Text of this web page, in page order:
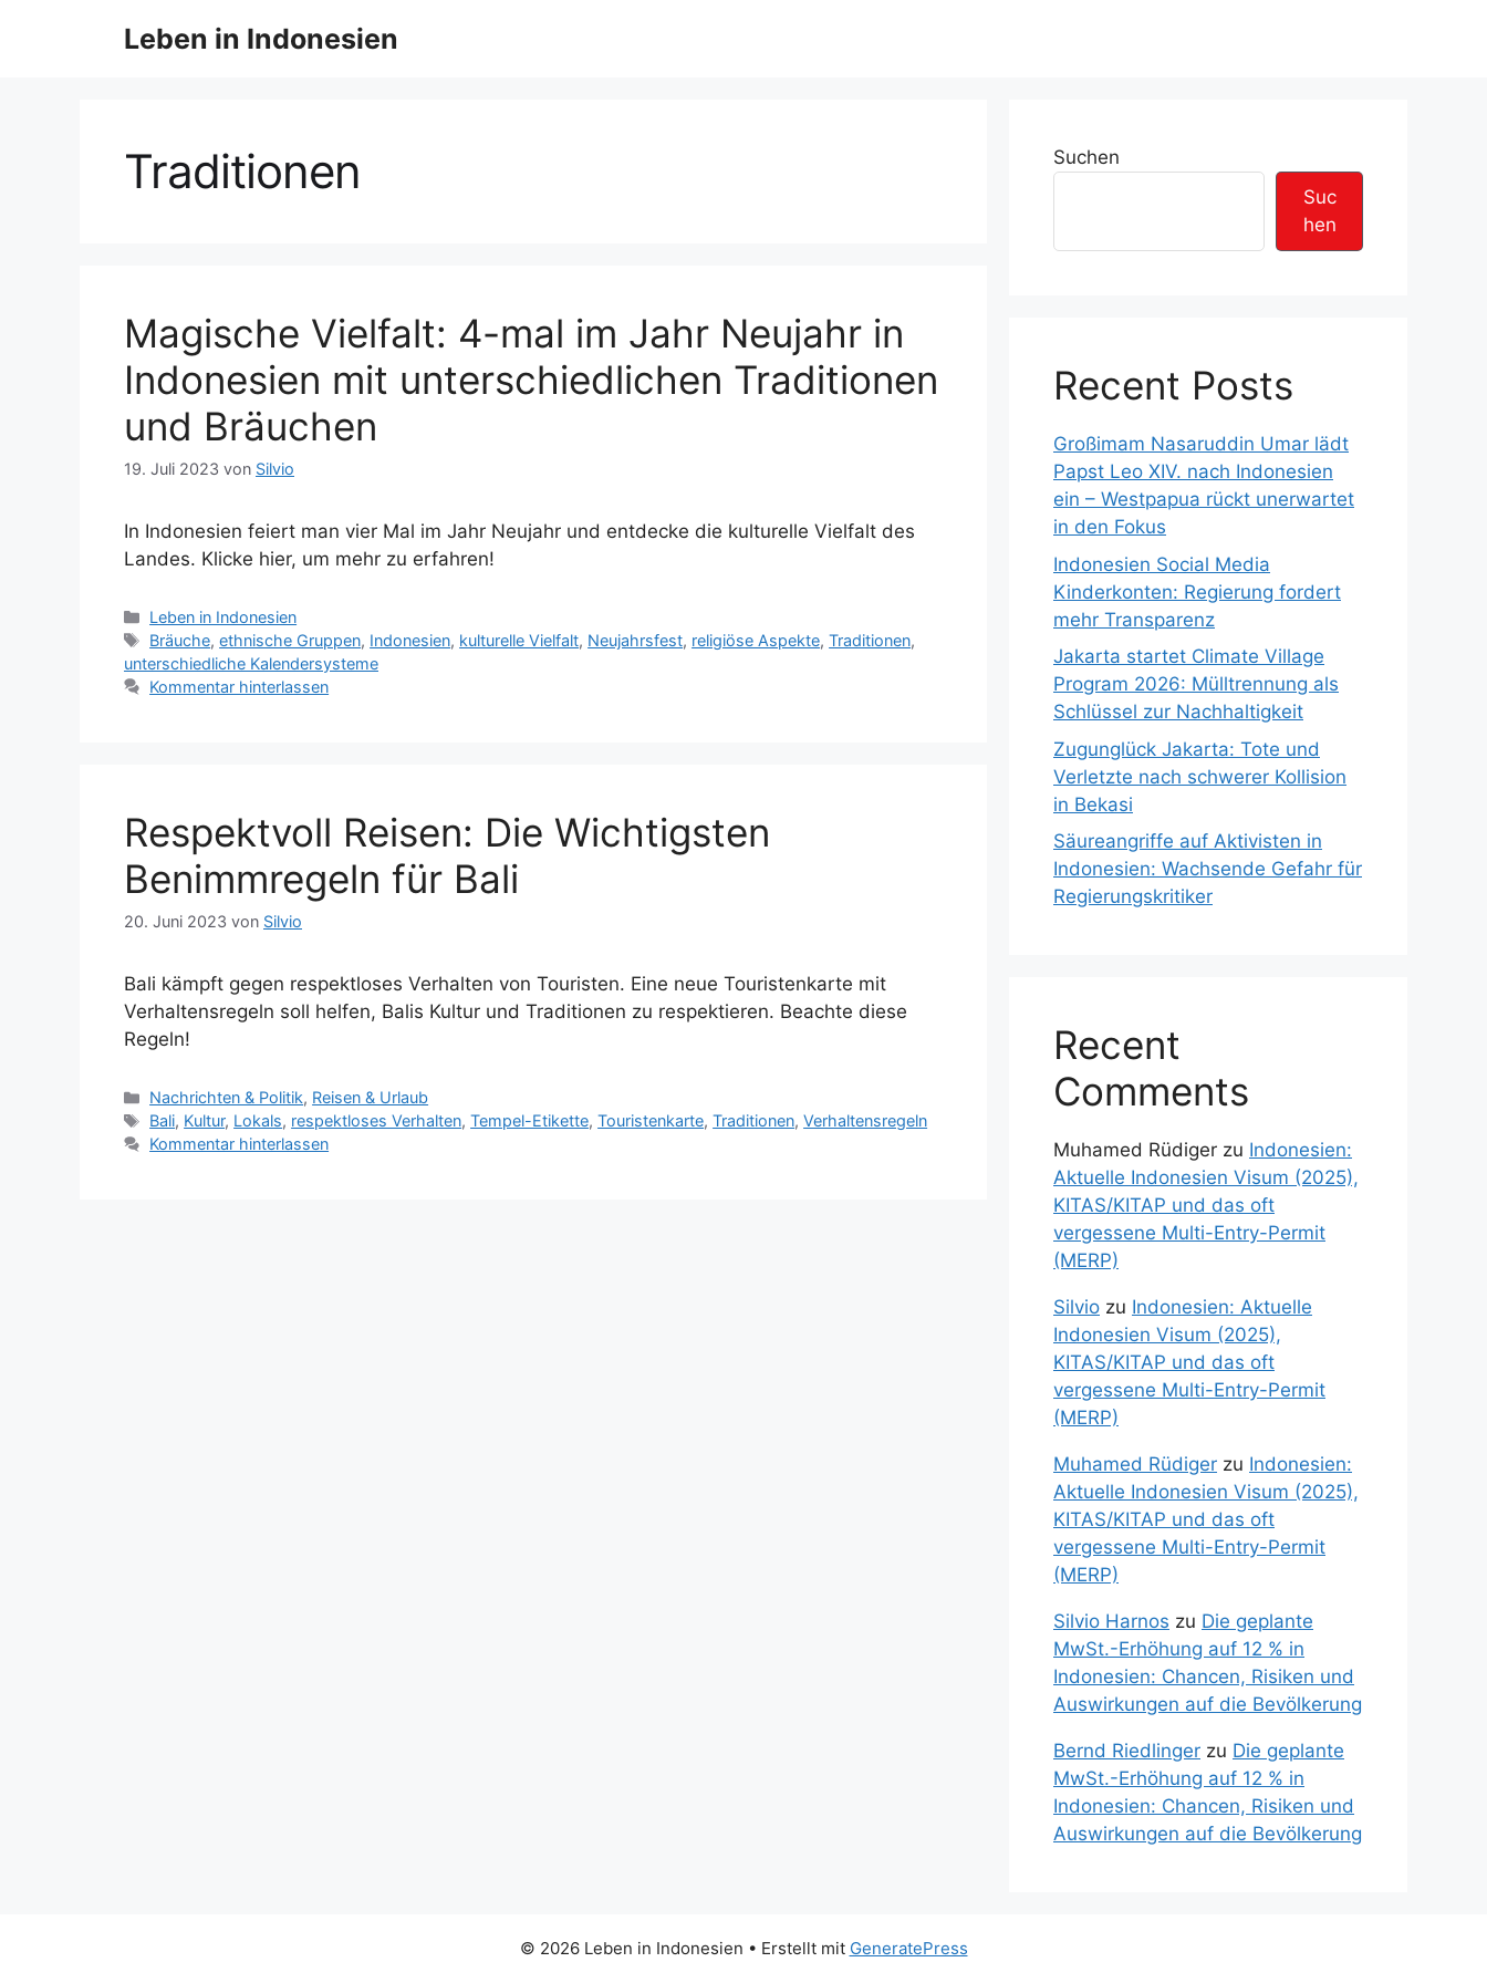
Leben in Indonesien
Traditionen
Magische Vielfalt: 4-mal im Jahr Neujahr in
Indonesien mit unterschiedlichen Traditionen
und Bräuchen
19. Juli 2023 von Silvio
In Indonesien feiert man vier Mal im Jahr Neujahr und entdecke die kulturelle Vielfalt des
Landes. Klicke hier, um mehr zu erfahren!
K
a
t
e
n
Leben in Indonesien
S
c
h
r
t
e
r
Bräuche,ethnische Gruppen, Indonesien, kulturelle Vielfalt, Neujahrsfest, religiöse Aspekte,Traditionen,
unterschiedliche Kalendersysteme
Kommentar hinterlassen
Respektvoll Reisen: Die Wichtigsten
Benimmregeln für Bali
20. Juni 2023 von Silvio
Bali kämpft gegen respektloses Verhalten von Touristen. Eine neue Touristenkarte mit
Verhaltensregeln soll helfen, Balis Kultur und Traditionen zu respektieren. Beachte diese
Regeln!
K
a
t
Nachrichten & Politik, Reisen & Urlaub
S
c
Bali, Kultur, Lokals, respektloses Verhalten,Tempel-Etikette,Touristenkarte,Traditionen,Verhaltensregeln
Kommentar hinterlassen
Suchen
Suc
hen
Recent Posts
Großimam Nasaruddin Umar lädt
Papst Leo XIV. nach Indonesien
ein – Westpapua rückt unerwartet
in den Fokus
Indonesien Social Media
Kinderkonten: Regierung fordert
mehr Transparenz
Jakarta startet Climate Village
Program 2026: Mülltrennung als
Schlüssel zur Nachhaltigkeit
Zugunglück Jakarta: Tote und
Verletzte nach schwerer Kollision
in Bekasi
Säureangriffe auf Aktivisten in
Indonesien: Wachsende Gefahr für
Regierungskritiker
Recent
Comments
Muhamed Rüdiger zu Indonesien:
Aktuelle Indonesien Visum (2025),
KITAS/KITAP und das oft
vergessene Multi-Entry-Permit
(MERP)
Silvio zu Indonesien: Aktuelle
Indonesien Visum (2025),
KITAS/KITAP und das oft
vergessene Multi-Entry-Permit
(MERP)
Muhamed Rüdiger zu Indonesien:
Aktuelle Indonesien Visum (2025),
KITAS/KITAP und das oft
vergessene Multi-Entry-Permit
(MERP)
Silvio Harnos zu Die geplante
MwSt.-Erhöhung auf 12 % in
Indonesien: Chancen, Risiken und
Auswirkungen auf die Bevölkerung
Bernd Riedlinger zu Die geplante
MwSt.-Erhöhung auf 12 % in
Indonesien: Chancen, Risiken und
Auswirkungen auf die Bevölkerung
© 2026 Leben in Indonesien • Erstellt mit GeneratePress